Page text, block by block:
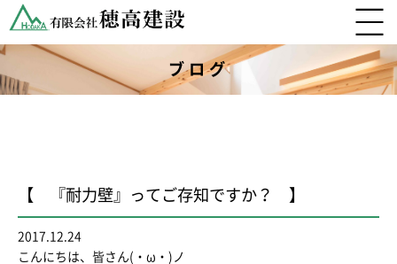
ブログ
【 『耐力壁』ってご存知ですか？ 】
2017.12.24
こんにちは、皆さん(・ω・)ノ